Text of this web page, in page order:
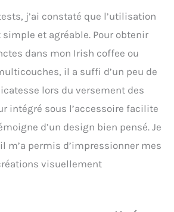
j’ai constaté que l’utilisation
et agréable. Pour obtenir
dans mon Irish coffee ou
il a suffi d’un peu de
lors du versement des
intégré sous l’accessoire facilite
d’un design bien pensé. Je
m’a permis d’impressionner mes
visuellement